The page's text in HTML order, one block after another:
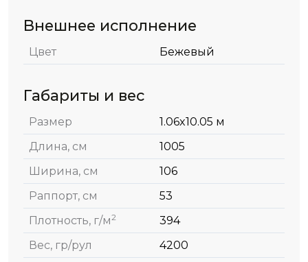
Внешнее исполнение
Цвет Бежевый
Габариты и вес
Размер
1.06x10.05 м
Длина, см
1005
Ширина, см
106
Раппорт, см
53
Плотность, г/м2
394
Вес, гр/рул
4200